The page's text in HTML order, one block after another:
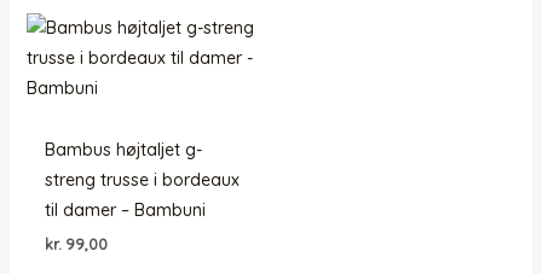
Bambus højtaljet g-
streng trusse i bordeaux
til damer – Bambuni
kr. 99,00